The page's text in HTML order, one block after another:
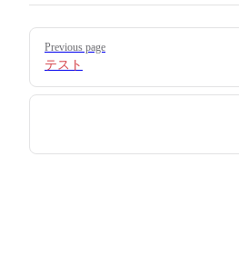
Pager
Previous page
テスト